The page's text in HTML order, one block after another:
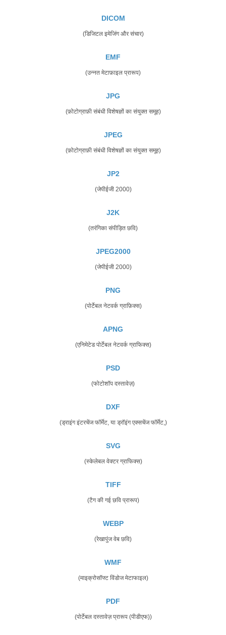
DICOM
(डिजिटल इमेजिंग और संचार)
EMF
(उन्नत मेटाफ़ाइल प्रारूप)
JPG
(फ़ोटोग्राफ़ी संबंधी विशेषज्ञों का संयुक्त समूह)
JPEG
(फ़ोटोग्राफ़ी संबंधी विशेषज्ञों का संयुक्त समूह)
JP2
(जेपीईजी 2000)
J2K
(तरंगिका संपीड़ित छवि)
JPEG2000
(जेपीईजी 2000)
PNG
(पोर्टेबल नेटवर्क ग्राफ़िक्स)
APNG
(एनिमेटेड पोर्टेबल नेटवर्क ग्राफिक्स)
PSD
(फोटोशॉप दस्तावेज़)
DXF
(ड्राइंग इंटरचेंज फॉर्मेट, या ड्रॉइंग एक्सचेंज फॉर्मेट,)
SVG
(स्केलेबल वेक्टर ग्राफिक्स)
TIFF
(टैग की गई छवि प्रारूप)
WEBP
(रेखापुंज वेब छवि)
WMF
(माइक्रोसॉफ्ट विंडोज मेटाफाइल)
PDF
(पोर्टेबल दस्तावेज़ प्रारूप (पीडीएफ))